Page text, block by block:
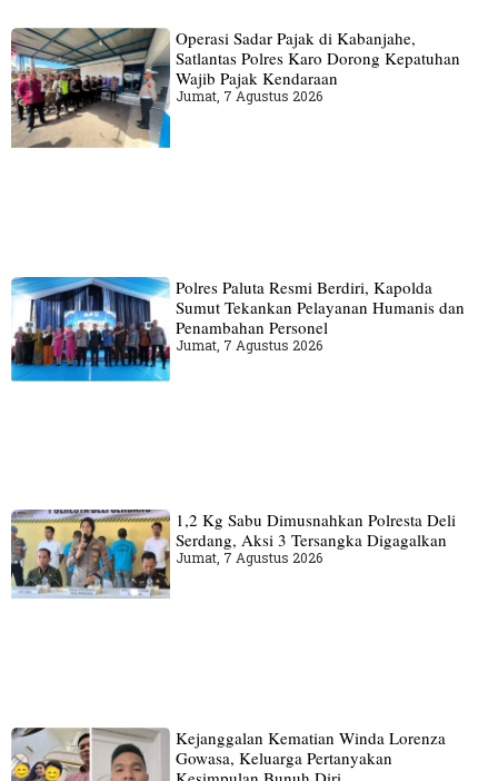
Operasi Sadar Pajak di Kabanjahe,
Satlantas Polres Karo Dorong Kepatuhan
Wajib Pajak Kendaraan
Jumat, 7 Agustus 2026
Polres Paluta Resmi Berdiri, Kapolda
Sumut Tekankan Pelayanan Humanis dan
Penambahan Personel
Jumat, 7 Agustus 2026
1,2 Kg Sabu Dimusnahkan Polresta Deli
Serdang, Aksi 3 Tersangka Digagalkan
Jumat, 7 Agustus 2026
Kejanggalan Kematian Winda Lorenza
Gowasa, Keluarga Pertanyakan